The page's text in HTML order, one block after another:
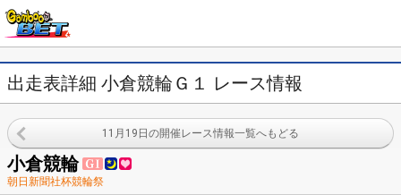
出走表詳細 小倉競輪Ｇ１ レース情報
11月19日の開催レース情報一覧へもどる
小倉競輪
朝日新聞社杯競輪祭